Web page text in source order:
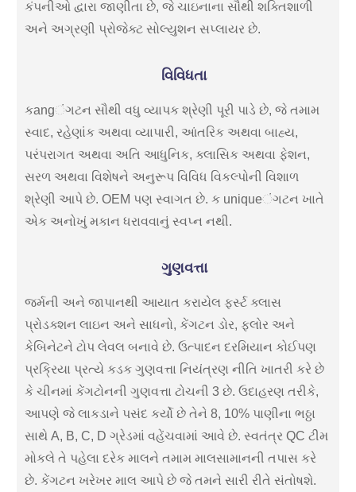
કંપનીઓ દ્વારા જાણીતા છે, જે ચાઇનાના સૌથી શક્તિશાળી
અને અગ્રણી પ્રોજેક્ટ સોલ્યુશન સપ્લાયર છે.
વિવિધતા
કangંગટન સૌથી વધુ વ્યાપક શ્રેણી પૂરી પાડે છે, જે તમામ
સ્વાદ, રહેણાંક અથવા વ્યાપારી, આંતરિક અથવા બાહ્ય,
પરંપરાગત અથવા અતિ આધુનિક, ક્લાસિક અથવા ફેશન,
સરળ અથવા વિશેષને અનુરૂપ વિવિધ વિકલ્પોની વિશાળ
શ્રેણી આપે છે. OEM પણ સ્વાગત છે. ક uniqueંગટન ખાતે
એક અનોખું મકાન ધરાવવાનું સ્વપ્ન નથી.
ગુણવત્તા
જર્મની અને જાપાનથી આયાત કરાયેલ ફર્સ્ટ ક્લાસ
પ્રોડક્શન લાઇન અને સાધનો, કેંગટન ડોર, ફ્લોર અને
કેબિનેટને ટોપ લેવલ બનાવે છે. ઉત્પાદન દરમિયાન કોઈપણ
પ્રક્રિયા પ્રત્યે કડક ગુણવત્તા નિયંત્રણ નીતિ ખાતરી કરે છે
કે ચીનમાં કેંગટોનની ગુણવત્તા ટોચની 3 છે. ઉદાહરણ તરીકે,
આપણે જે લાકડાને પસંદ કર્યો છે તેને 8, 10% પાણીના ભઠ્ઠા
સાથે A, B, C, D ગ્રેડમાં વહેંચવામાં આવે છે. સ્વતંત્ર QC ટીમ
મોકલે તે પહેલા દરેક માલને તમામ માલસામાનની તપાસ કરે
છે. કેંગટન ખરેખર માલ આપે છે જે તમને સારી રીતે સંતોષશે.